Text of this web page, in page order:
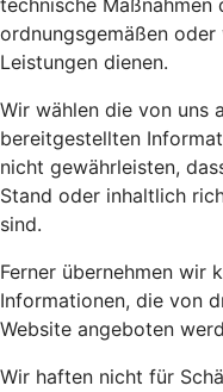
technische
ordnungsgemäßen
Leistungen dienen.
Wir wählen die von uns
bereitgestellten
nicht gewährleisten,
Stand oder inhaltlich
sind.
Ferner übernehmen wir
Informationen, die von
Website angeboten
Wir haften nicht für